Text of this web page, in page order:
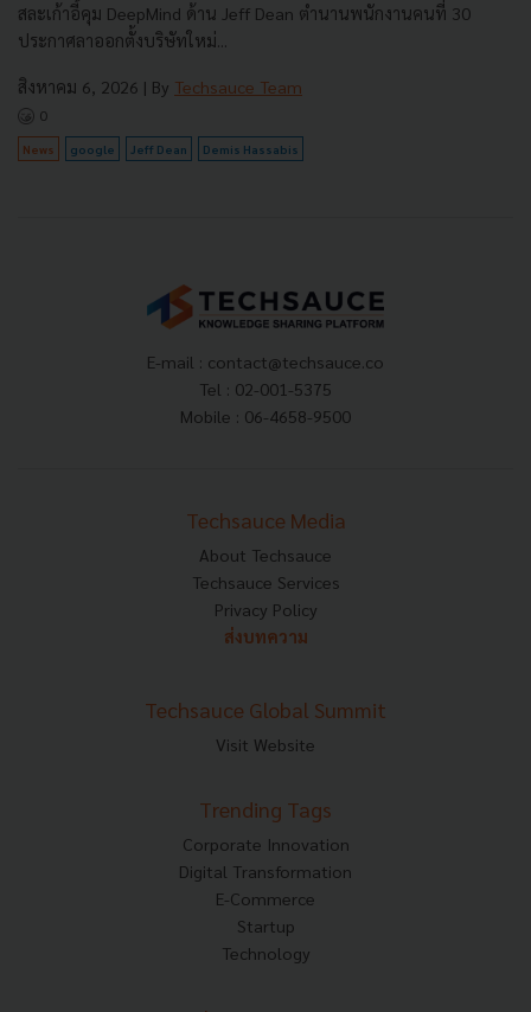
สละเก้าอี้คุม DeepMind ด้าน Jeff Dean ตำนานพนักงานคนที่ 30
ประกาศลาออกตั้งบริษัทใหม่...
สิงหาคม 6, 2026 | By Techsauce Team
0
News google Jeff Dean Demis Hassabis
E-mail : contact@techsauce.co
Tel : 02-001-5375
Mobile : 06-4658-9500
Techsauce Media
About Techsauce
Techsauce Services
Privacy Policy
ส่งบทความ
Techsauce Global Summit
Visit Website
Trending Tags
Corporate Innovation
Digital Transformation
E-Commerce
Startup
Technology